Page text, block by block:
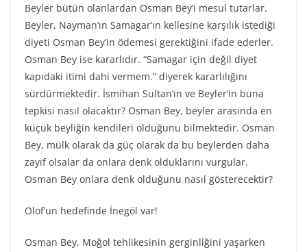
Beyler bütün olanlardan Osman Bey’i mesul tutarlar.
Beyler, Nayman’ın Samagar’ın kellesine karşılık istediği
diyeti Osman Bey’in ödemesi gerektiğini ifade ederler.
Osman Bey ise kararlıdır. “Samagar için değil diyet
kapıdaki itimi dahi vermem.” diyerek kararlılığını
sürdürmektedir. İsmihan Sultan’ın ve Beyler’in buna
tepkisi nasıl olacaktır? Osman Bey, beyler arasında en
küçük beyliğin kendileri olduğunu bilmektedir. Osman
Bey, mülk olarak da güç olarak da bu beylerden daha
zayıf olsalar da onlara denk olduklarını vurgular.
Osman Bey onlara denk olduğunu nasıl gösterecektir?
Olof’un hedefinde İnegöl var!
Osman Bey, Moğol tehlikesinin gerginliğini yaşarken